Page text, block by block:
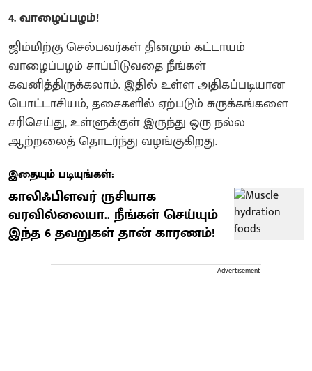
4. வாழைப்பழம்!
ஜிம்மிற்கு செல்பவர்கள் தினமும் கட்டாயம்
வாழைப்பழம் சாப்பிடுவதை நீங்கள்
கவனித்திருக்கலாம். இதில் உள்ள அதிகப்படியான
பொட்டாசியம், தசைகளில் ஏற்படும் சுருக்கங்களை
சரிசெய்து, உள்ளுக்குள் இருந்து ஒரு நல்ல
ஆற்றலைத் தொடர்ந்து வழங்குகிறது.
இதையும் படியுங்கள்:
காலிஃபிளவர் ருசியாக
வரவில்லையா.. நீங்கள் செய்யும்
இந்த 6 தவறுகள் தான் காரணம்!
Advertisement